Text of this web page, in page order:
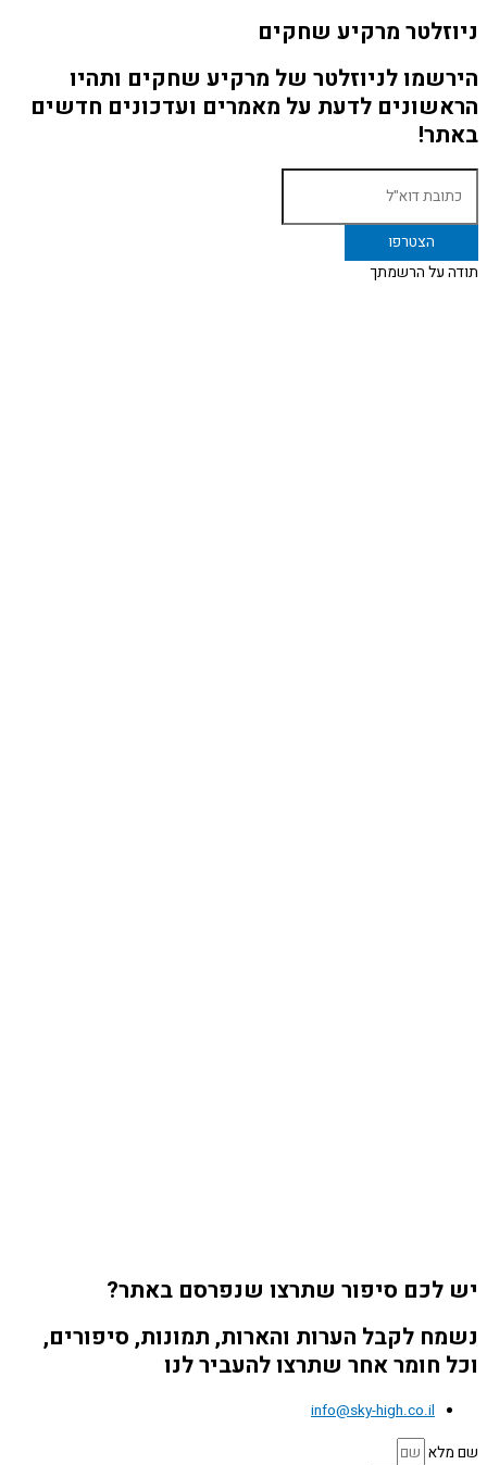
ניוזלטר מרקיע שחקים
הירשמו לניוזלטר של מרקיע שחקים ותהיו
הראשונים לדעת על מאמרים ועדכונים חדשים
באתר!
תודה על הרשמתך
יש לכם סיפור שתרצו שנפרסם באתר?
נשמח לקבל הערות והארות, תמונות, סיפורים,
וכל חומר אחר שתרצו להעביר לנו
info@sky-high.co.il
שם מלא